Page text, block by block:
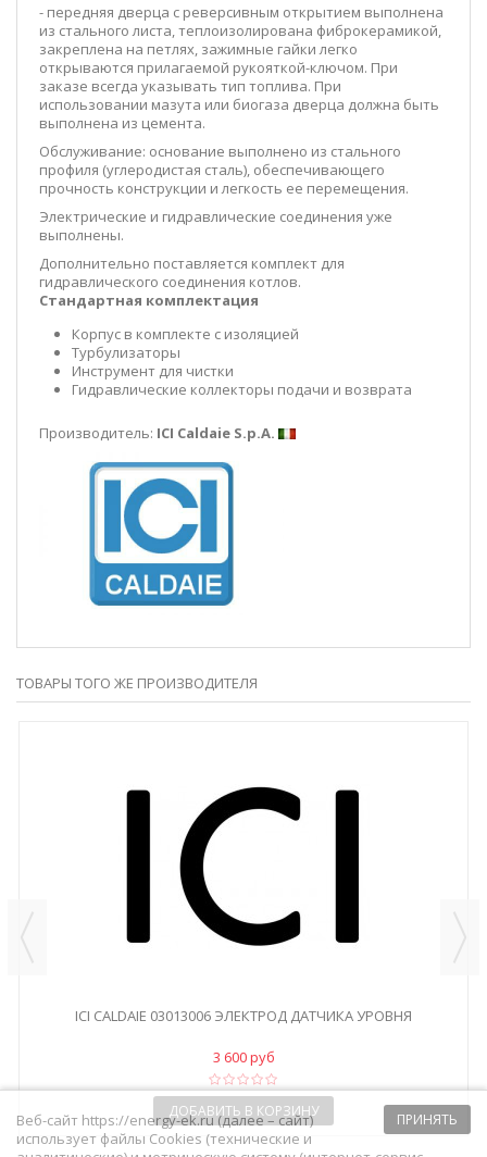
- передняя дверца с реверсивным открытием выполнена
из стального листа, теплоизолирована фиброкерамикой,
закреплена на петлях, зажимные гайки легко
открываются прилагаемой рукояткой-ключом. При
заказе всегда указывать тип топлива. При
использовании мазута или биогаза дверца должна быть
выполнена из цемента.
Обслуживание: основание выполнено из стального
профиля (углеродистая сталь), обеспечивающего
прочность конструкции и легкость ее перемещения.
Электрические и гидравлические соединения уже
выполнены.
Дополнительно поставляется комплект для
гидравлического соединения котлов.
Стандартная комплектация
Корпус в комплекте с изоляцией
Турбулизаторы
Инструмент для чистки
Гидравлические коллекторы подачи и возврата
Производитель: ICI Caldaie S.p.A.
ТОВАРЫ ТОГО ЖЕ ПРОИЗВОДИТЕЛЯ
ICI CALDAIE 03013006 ЭЛЕКТРОД ДАТЧИКА УРОВНЯ
3 600 руб
ДОБАВИТЬ В КОРЗИНУ ПРИНЯТЬ
Веб-сайт https://energy-ek.ru (далее – сайт)
использует файлы Cookies (технические и